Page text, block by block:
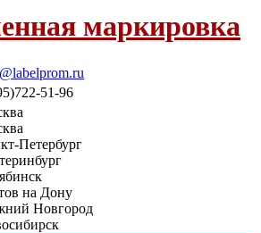
маркировка
51-96
Петербург
на Дону
Новгород